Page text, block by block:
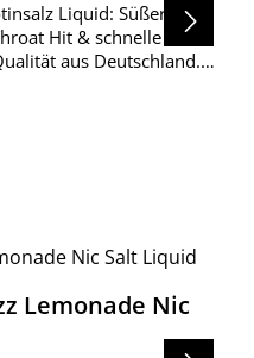
Liquid: Süßer Apfel
Hit & schnelle
aus Deutschland.
Lemonade Nic